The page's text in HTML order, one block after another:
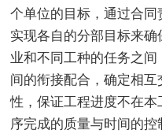
个单位的目标，通过合
实现各自的分部目标来
业和不同工种的任务之
间的衔接配合，确定相
性，保证工程进度不在
序完成的质量与时间的